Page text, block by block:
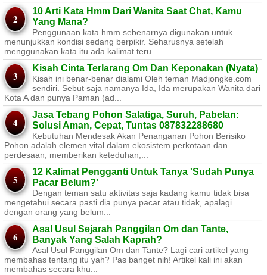
10 Arti Kata Hmm Dari Wanita Saat Chat, Kamu
Yang Mana?
Penggunaan kata hmm sebenarnya digunakan untuk
menunjukkan kondisi sedang berpikir. Seharusnya setelah
menggunakan kata itu ada kalimat teru...
Kisah Cinta Terlarang Om Dan Keponakan (Nyata)
Kisah ini benar-benar dialami Oleh teman Madjongke.com
sendiri. Sebut saja namanya Ida, Ida merupakan Wanita dari
Kota A dan punya Paman (ad...
Jasa Tebang Pohon Salatiga, Suruh, Pabelan:
Solusi Aman, Cepat, Tuntas 087832288680
Kebutuhan Mendesak Akan Penanganan Pohon Berisiko ​
Pohon adalah elemen vital dalam ekosistem perkotaan dan
perdesaan, memberikan keteduhan,...
12 Kalimat Pengganti Untuk Tanya 'Sudah Punya
Pacar Belum?'
Dengan teman satu aktivitas saja kadang kamu tidak bisa
mengetahui secara pasti dia punya pacar atau tidak, apalagi
dengan orang yang belum...
Asal Usul Sejarah Panggilan Om dan Tante,
Banyak Yang Salah Kaprah?
Asal Usul Panggilan Om dan Tante? Lagi cari artikel yang
membahas tentang itu yah? Pas banget nih! Artikel kali ini akan
membahas secara khu...